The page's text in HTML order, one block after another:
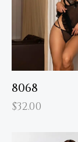
8068
$32.00